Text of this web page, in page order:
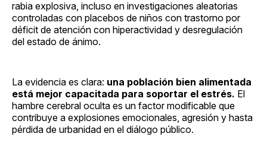
rabia explosiva, incluso en investigaciones aleatorias
controladas con placebos de niños con trastorno por
déficit de atención con hiperactividad y desregulación
del estado de ánimo.
La evidencia es clara: una población bien alimentada
está mejor capacitada para soportar el estrés. El
hambre cerebral oculta es un factor modificable que
contribuye a explosiones emocionales, agresión y hasta
pérdida de urbanidad en el diálogo público.